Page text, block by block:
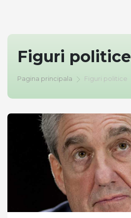
Figuri politice
Pagina principala Figuri politice